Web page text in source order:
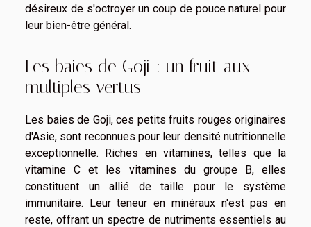
désireux de s'octroyer un coup de pouce naturel pour
leur bien-être général.
Les baies de Goji : un fruit aux
multiples vertus
Les baies de Goji, ces petits fruits rouges originaires
d'Asie, sont reconnues pour leur densité nutritionnelle
exceptionnelle. Riches en vitamines, telles que la
vitamine C et les vitamines du groupe B, elles
constituent un allié de taille pour le système
immunitaire. Leur teneur en minéraux n'est pas en
reste, offrant un spectre de nutriments essentiels au